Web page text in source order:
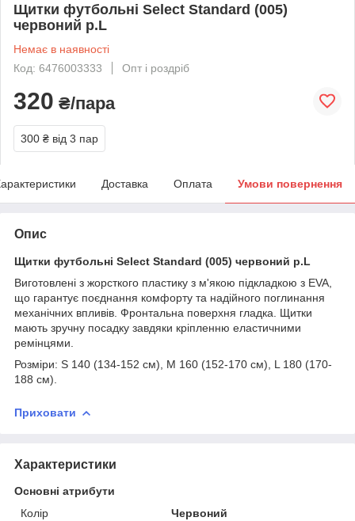
Щитки футбольні Select Standard (005)
червоний p.L
Немає в наявності
Код: 6476003333
Опт і роздріб
320 ₴/пара
300 ₴ від 3 пар
Доставка Оплата Умови повернення
Опис
Щитки футбольні Select Standard (005) червоний p.L
Виготовлені з жорсткого пластику з м'якою підкладкою з EVA,
що гарантує поєднання комфорту та надійного поглинання
механічних впливів. Фронтальна поверхня гладка. Щитки
мають зручну посадку завдяки кріпленню еластичними
ремінцями.
Розміри: S 140 (134-152 см), М 160 (152-170 см), L 180 (170-
188 см).
Приховати
Характеристики
Основні атрибути
Колір
Червоний